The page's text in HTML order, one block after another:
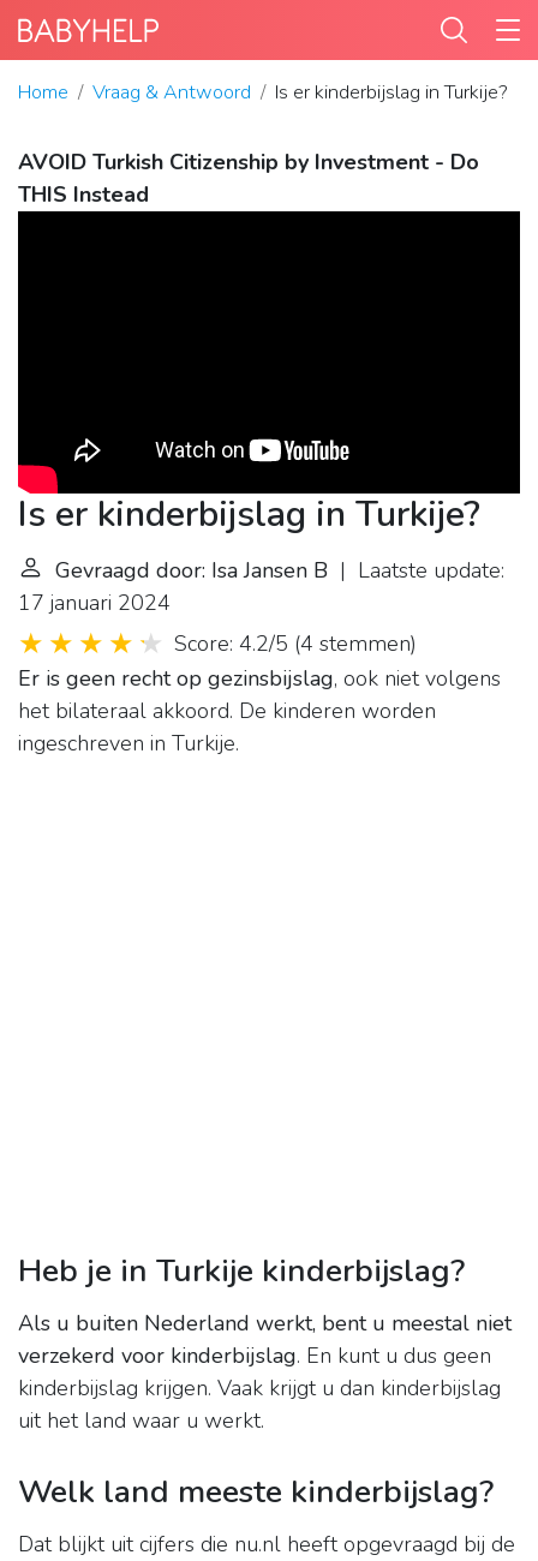
Home Vraag & Antwoord Is er kinderbijslag in Turkije?
AVOID Turkish Citizenship by Investment - Do
THIS Instead
Is er kinderbijslag in Turkije?
Gevraagd door: Isa Jansen B | Laatste update:
17 januari 2024
Score: 4.2/5 (4 stemmen)
Er is geen recht op gezinsbijslag, ook niet volgens
het bilateraal akkoord. De kinderen worden
ingeschreven in Turkije.
Heb je in Turkije kinderbijslag?
Als u buiten Nederland werkt, bent u meestal niet
verzekerd voor kinderbijslag. En kunt u dus geen
kinderbijslag krijgen. Vaak krijgt u dan kinderbijslag
uit het land waar u werkt.
Welk land meeste kinderbijslag?
Dat blijkt uit cijfers die nu.nl heeft opgevraagd bij de